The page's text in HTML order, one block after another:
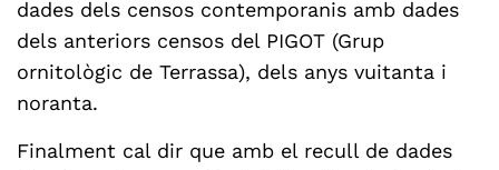
dades dels censos contemporanis amb dades
dels anteriors censos del PIGOT (Grup
ornitològic de Terrassa), dels anys vuitanta i
noranta.
Finalment cal dir que amb el recull de dades